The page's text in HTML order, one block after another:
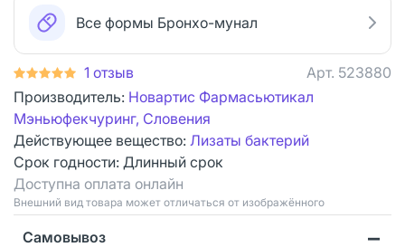
Все формы Бронхо-мунал
1 отзыв Арт. 523880
Производитель: Новартис Фармасьютикал
Мэньюфекчуринг, Словения
Действующее вещество: Лизаты бактерий
Срок годности: Длинный срок
Доступна оплата онлайн
Bнешний вид товара может отличаться от изображённого
Самовывоз